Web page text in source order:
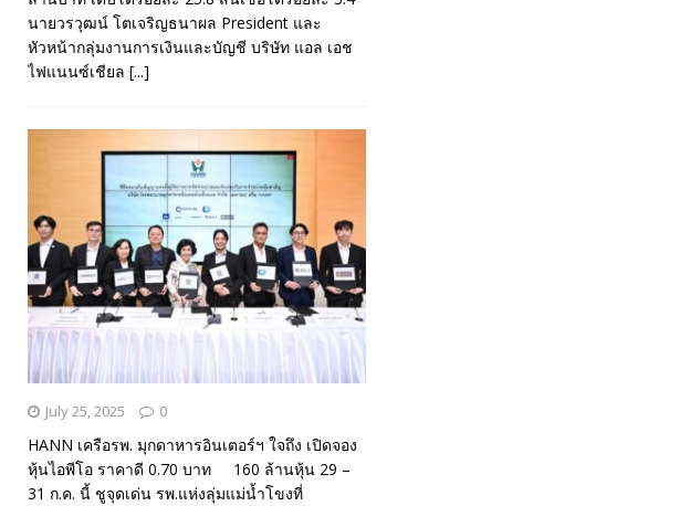
นายวรวุฒน์ โตเจริญธนาผล President และ
หัวหน้ากลุ่มงานการเงินและบัญชี บริษัท แอล เอช
ไฟแนนซ์เชียล [...]
July 25, 2025 0
HANN เครือรพ. มุกดาหารอินเตอร์ฯ ใจถึง เปิดจอง
หุ้นไอพีโอ ราคาดี 0.70 บาท 160 ล้านหุ้น 29 –
31 ก.ค. นี้ ชูจุดเด่น รพ.แห่งลุ่มแม่น้ำโขงที่